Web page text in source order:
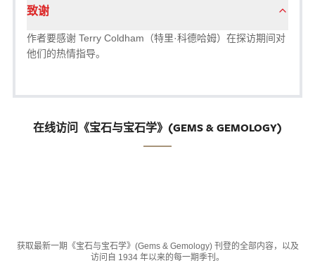
致谢
作者要感谢 Terry Coldham（特里·科德哈姆）在探访期间对
他们的热情指导。
在线访问《宝石与宝石学》(GEMS & GEMOLOGY)
获取最新一期《宝石与宝石学》(Gems & Gemology) 刊登的全部内容，以及
访问自 1934 年以来的每一期季刊。